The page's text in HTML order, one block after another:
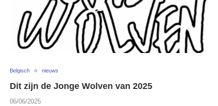
Belgisch nieuws
Dit zijn de Jonge Wolven van 2025
06/06/2025